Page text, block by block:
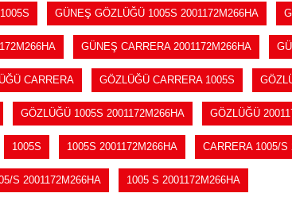
GÜNEŞ GÖZLÜĞÜ 1005S 2001172M266HA
GÜNEŞ CARRERA 2001172M266HA
CARRERA GÖZLÜĞÜ CARRERA 1005S
GÖZLÜĞÜ 1005S 2001172M266HA GÖZLÜĞÜ
1005S 1005S 2001172M266HA CARRERA 1005/S
S 2001172M266HA 1005 S 2001172M266HA